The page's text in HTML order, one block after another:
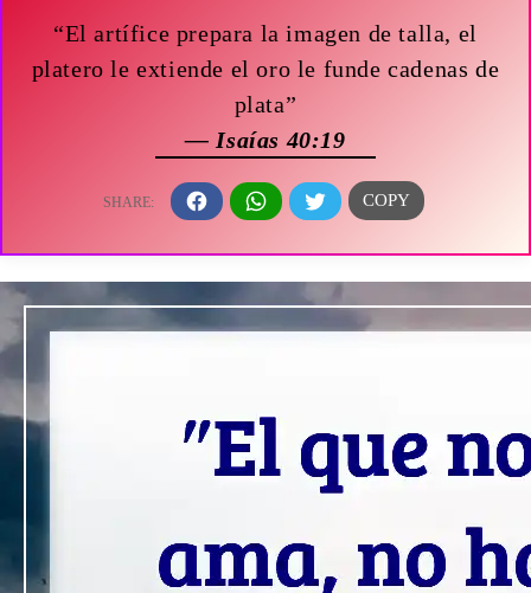
“El artífice prepara la imagen de talla, el
platero le extiende el oro le funde cadenas de
plata”
— Isaías 40:19